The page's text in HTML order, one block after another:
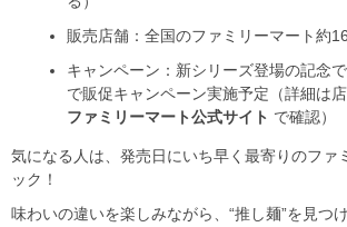
販売店舗：全国のファミリーマート約
キャンペーン：新シリーズ登場の記念
で販促キャンペーン実施予定（詳細は
ファミリーマート公式サイト で確認）
気になる人は、発売日にいち早く最寄りのファ
ック！
味わいの違いを楽しみながら、“推し麺”を見つ